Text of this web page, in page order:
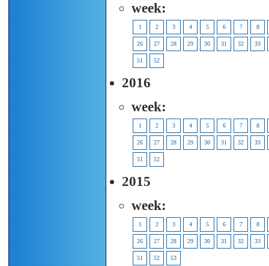
week:
1 2 3 4 5 6 7 8
26 27 28 29 30 31 32 33
51 52
2016
week:
1 2 3 4 5 6 7 8
26 27 28 29 30 31 32 33
51 52
2015
week:
1 2 3 4 5 6 7 8
26 27 28 29 30 31 32 33
51 52 53